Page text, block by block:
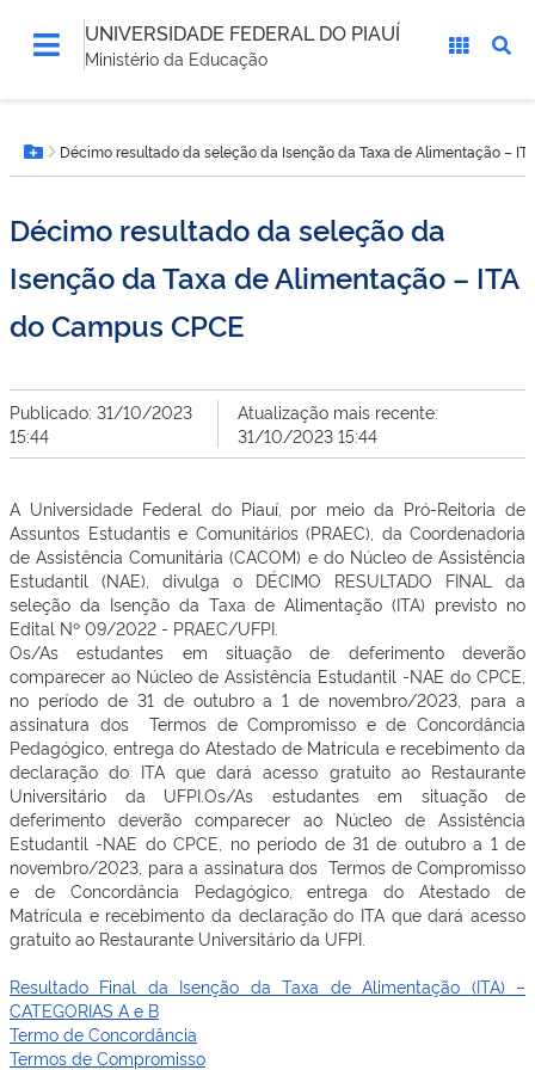
UNIVERSIDADE FEDERAL DO PIAUÍ
Ministério da Educação
está
aqui:Botão Menu
Décimo resultado da seleção da Isenção da Taxa de Alimentação –
Décimo resultado da seleção da
Isenção da Taxa de Alimentação – ITA
do Campus CPCE
Publicado: 31/10/2023
15:44
Atualização mais recente:
31/10/2023 15:44
A Universidade Federal do Piauí, por meio da Pró-Reitoria de
Assuntos Estudantis e Comunitários (PRAEC), da Coordenadoria
de Assistência Comunitária (CACOM) e do Núcleo de Assistência
Estudantil (NAE), divulga o DÉCIMO RESULTADO FINAL da
seleção da Isenção da Taxa de Alimentação (ITA) previsto no
Edital Nº 09/2022 - PRAEC/UFPI.
Os/As estudantes em situação de deferimento deverão
comparecer ao Núcleo de Assistência Estudantil -NAE do CPCE,
no período de 31 de outubro a 1 de novembro/2023, para a
assinatura dos Termos de Compromisso e de Concordância
Pedagógico, entrega do Atestado de Matrícula e recebimento da
declaração do ITA que dará acesso gratuito ao Restaurante
Universitário da UFPI.Os/As estudantes em situação de
deferimento deverão comparecer ao Núcleo de Assistência
Estudantil -NAE do CPCE, no período de 31 de outubro a 1 de
novembro/2023, para a assinatura dos Termos de Compromisso
e de Concordância Pedagógico, entrega do Atestado de
Matrícula e recebimento da declaração do ITA que dará acesso
gratuito ao Restaurante Universitário da UFPI.
Resultado Final da Isenção da Taxa de Alimentação (ITA) –
CATEGORIAS A e B
Termo de Concordância
Termos de Compromisso